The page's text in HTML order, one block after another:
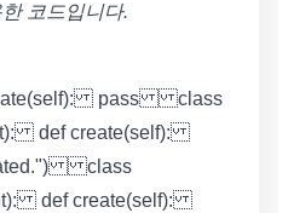
코드입니다.
pass class
def create(self):
class
def create(self):